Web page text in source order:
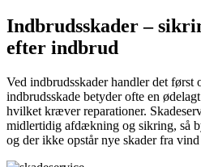
Indbrudsskader –
efter indbrud
Ved indbrudsskader handler det
indbrudsskade betyder ofte en
hvilket kræver reparationer.
midlertidig afdækning og sikring, så
og der ikke opstår nye skader fra